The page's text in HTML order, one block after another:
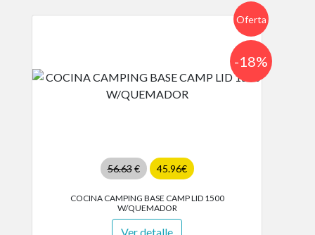
Oferta
56.63€ 45.96€
-18%
COCINA CAMPING BASE CAMP LID 1500
W/QUEMADOR
Ver detalle